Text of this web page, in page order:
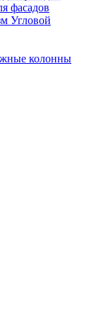
фасадов
Угловой
колонны